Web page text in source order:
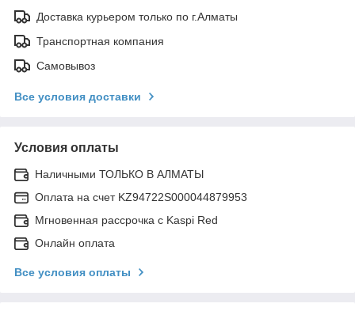
Доставка курьером только по г.Алматы
Транспортная компания
Самовывоз
Все условия доставки
Условия оплаты
Наличными ТОЛЬКО В АЛМАТЫ
Оплата на счет KZ94722S000044879953
Мгновенная рассрочка с Kaspi Red
Онлайн оплата
Все условия оплаты